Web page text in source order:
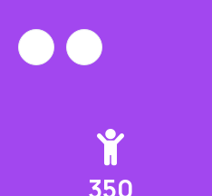
350